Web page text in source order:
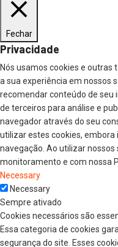
Fechar
Privacidade
Nós usamos cookies e
a sua experiência em nossos
recomendar conteúdo de seu
de terceiros para análise e
navegador através do seu
utilizar estes cookies, embora
navegação. Ao utilizar
monitoramento e com nossa
Necessary
Necessary
Sempre ativado
Cookies necessários são
Essa categoria de cookies
segurança do site. Esses